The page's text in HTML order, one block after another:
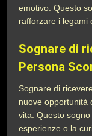
emotivo. Questo
rafforzare i legami
Sognare di
Persona
Sognare di
nuove opportunità
vita. Questo
esperienze o la